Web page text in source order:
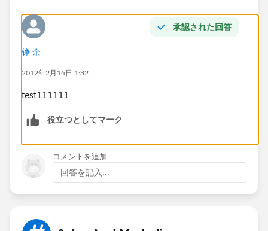
承認された回答
铮 余
2012年2月14日 1:32
test111111
役立つとしてマーク
コメントを追加
回答を記入...